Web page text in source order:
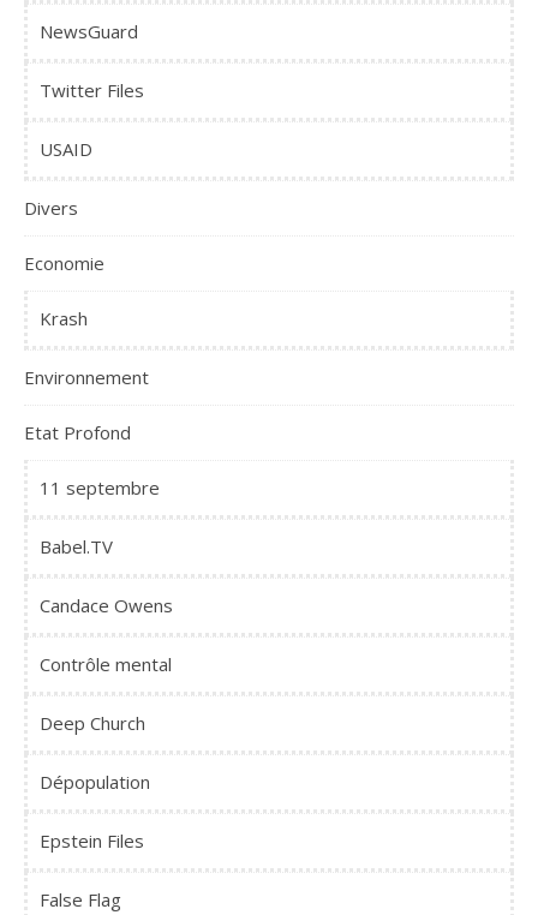
NewsGuard
Twitter Files
USAID
Divers
Economie
Krash
Environnement
Etat Profond
11 septembre
Babel.TV
Candace Owens
Contrôle mental
Deep Church
Dépopulation
Epstein Files
False Flag